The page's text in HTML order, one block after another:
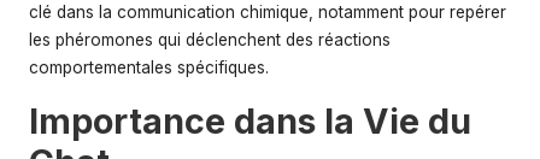
clé dans la communication chimique, notamment pour repérer
les phéromones qui déclenchent des réactions
comportementales spécifiques.
Importance dans la Vie du